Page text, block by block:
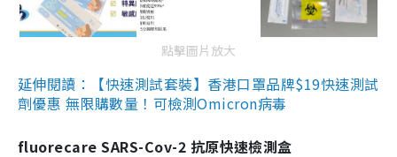
點擊圖片放大
延伸閱讀：【快速測試套裝】香港口罩品牌$19快速測試
劑優惠 無限購數量！可檢測Omicron病毒
fluorecare SARS-Cov-2 抗原快速檢測盒